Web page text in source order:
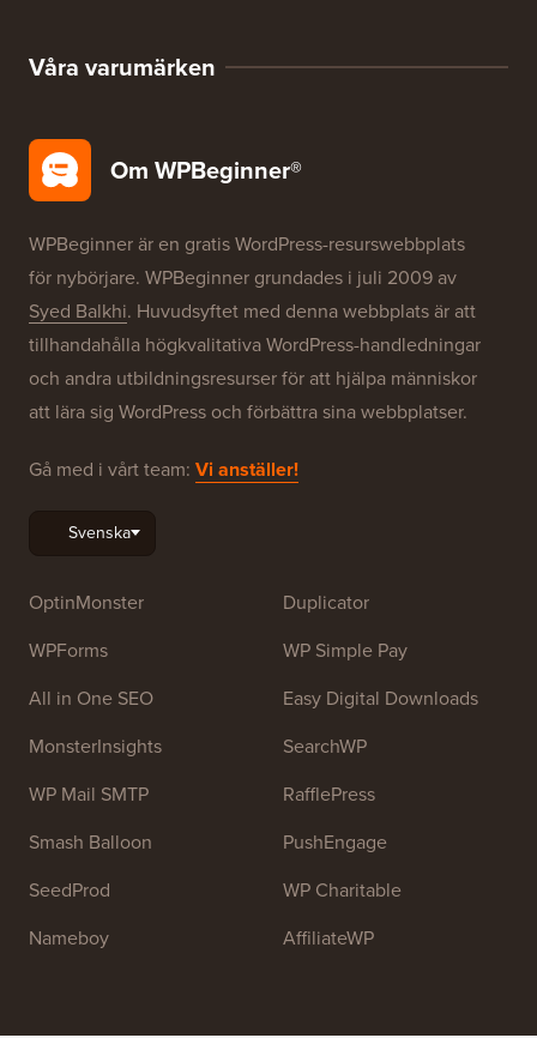
WordPress SEO
Gratis blogginstallation
Våra varumärken
Om WPBeginner®
för nybörjare. WPBeginner grundades i juli 2009 av
tillhandahålla högkvalitativa WordPress-handledningar
att lära sig WordPress och förbättra sina webbplatser.
Gå med i vårt team: Vi anställer!
OptinMonster
WPForms
All in One SEO
MonsterInsights
Duplicator
WP Simple Pay
Easy Digital Downloads
SearchWP